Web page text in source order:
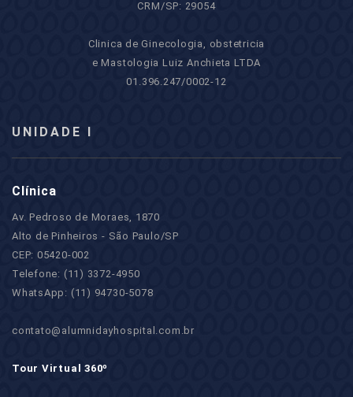
CRM/SP: 29054
Clinica de Ginecologia, obstetricia
e Mastologia Luiz Anchieta LTDA
01.396.247/0002-12
UNIDADE I
Clínica
Av. Pedroso de Moraes, 1870
Alto de Pinheiros - São Paulo/SP
CEP: 05420-002
Telefone: (11) 3372-4950
WhatsApp: (11) 94730-5078
contato@alumnidayhospital.com.br
Tour Virtual 360º